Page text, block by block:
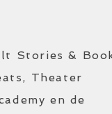
Stories &
Theater
en de